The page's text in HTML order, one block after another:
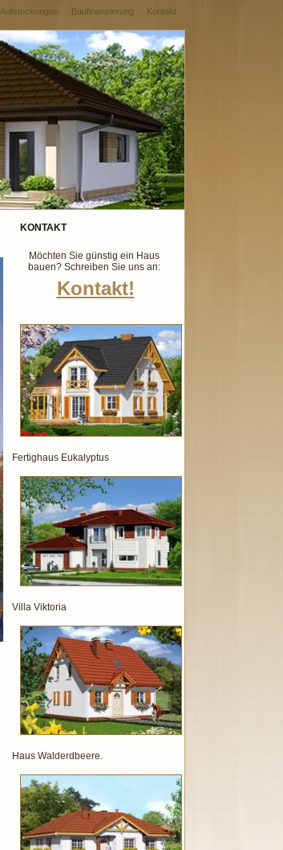
Aufstockungen Baufinanzierung Kontakt
KONTAKT
Möchten Sie günstig ein Haus
bauen? Schreiben Sie uns an:
Kontakt!
Fertighaus Eukalyptus
Villa Viktoria
Haus Walderdbeere.